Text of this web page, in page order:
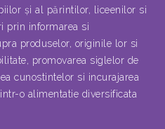
şi al părintilor, liceenilor si
prin informarea si
produselor, originile lor si
promovarea siglelor de
cunostintelor si incurajarea
o alimentatie diversificata